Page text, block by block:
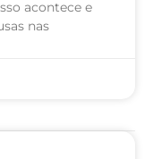
acontece e
nas